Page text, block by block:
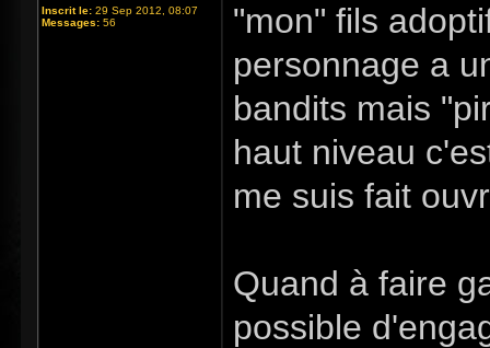
Inscrit le: 29 Sep 2012, 08:07
Messages: 56
"mon" fils
personnage a
bandits mais
haut niveau
me suis fait
Quand à faire
possible